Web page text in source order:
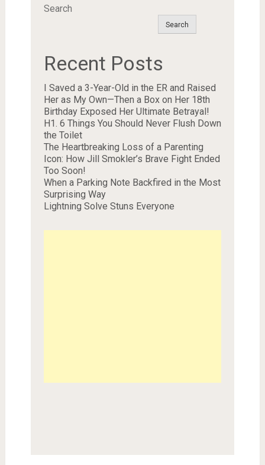
Search
Search
Recent Posts
I Saved a 3-Year-Old in the ER and Raised
Her as My Own—Then a Box on Her 18th
Birthday Exposed Her Ultimate Betrayal!
H1. 6 Things You Should Never Flush Down
the Toilet
The Heartbreaking Loss of a Parenting
Icon: How Jill Smokler’s Brave Fight Ended
Too Soon!
When a Parking Note Backfired in the Most
Surprising Way
Lightning Solve Stuns Everyone